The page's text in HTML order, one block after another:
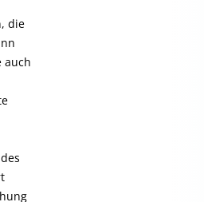
die
auch